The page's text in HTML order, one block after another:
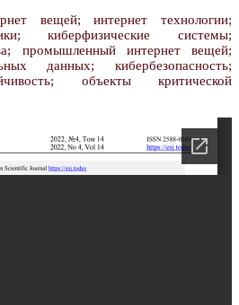
вещей; интернет технологии;
киберфизические системы;
промышленный интернет вещей;
данных; кибербезопасность;
объекты критической